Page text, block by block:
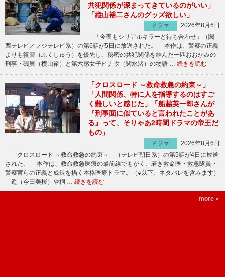
共犯関係が深まってきているのがいい」
「縦山裕二さんのグッズ欲しい」
ドラマ
2026年8月6日
「今夜もシリアルキラーと待ち合わせ」（関
西テレビ／フジテレビ系）の第6話が5日に放送された。 本作は、警察の正義
よりも復讐（ふくしゅう）を優先し、秘密の共犯関係を結んだ一匹おおかみの
刑事・磯貝（横山裕）と第六感女子ヒナタ（関水渚）の物語 … 続きを読む
「クロスロード ～救命救急の約束～」
「人間関係、特に人を指導するのはすご
く難しいと感じた」「船越英一郎さんが
『刑事面に似ていると言われたことがあ
る』って、そりゃあ2時間ドラマの帝王だ
もの」
ドラマ
2026年8月6日
「クロスロード ～救命救急の約束～」（テレビ朝日系）の第5話が4日に放送
された。 本作は、救命救急医療の最前線でもがく、若き救命医・救急隊員・
警察官らの正義と成長を描く本格医療ドラマ。（※以下、ネタバレを含みます）
遥（今田美桜）や桐 … 続きを読む
more »